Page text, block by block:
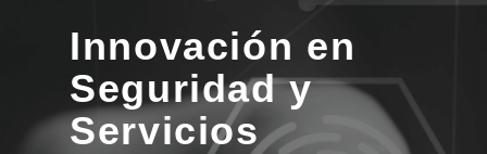
Innovación en
Seguridad y
Servicios